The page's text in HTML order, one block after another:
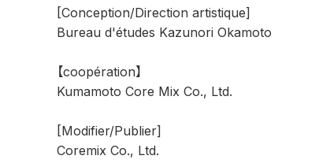
[Conception/Direction artistique]
Bureau d'études Kazunori Okamoto
【coopération】
Kumamoto Core Mix Co., Ltd.
[Modifier/Publier]
Coremix Co., Ltd.